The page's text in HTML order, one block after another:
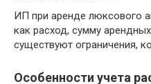
ИП при аренде люксового
как расход, сумму
существуют ограничения,
Особенности учета